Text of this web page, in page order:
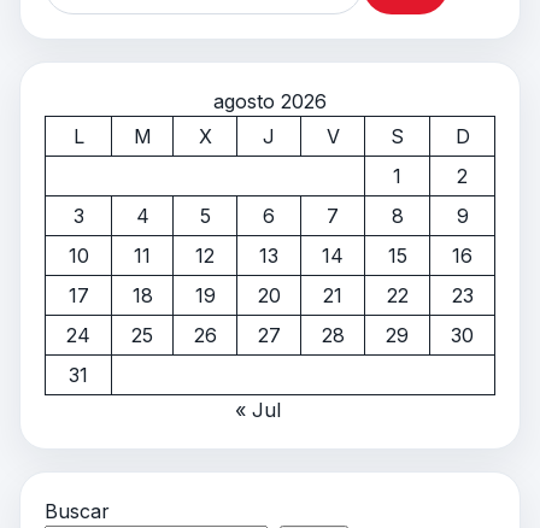
agosto 2026
L
M X J V S
D
1
2
3
4 5 6 7 8
9
10
11 12 13 14 15
16
17
18 19 20 21 22
23
24
25 26 27 28 29
30
31
« Jul
Buscar